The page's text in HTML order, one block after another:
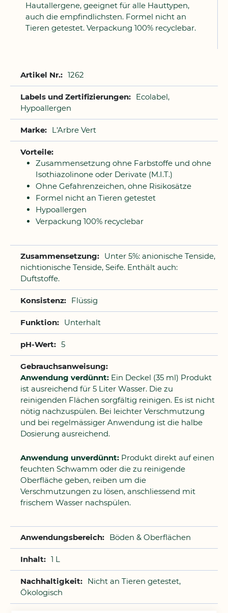
Hautallergene, geeignet für alle Hauttypen,
auch die empfindlichsten. Formel nicht an
Tieren getestet. Verpackung 100% recyclebar.
Weitere
Informationen
1262
Ecolabel,
Hypoallergen
L'Arbre Vert
Zusammensetzung ohne Farbstoffe und ohne
Isothiazolinone oder Derivate (M.I.T.)
Ohne Gefahrenzeichen, ohne Risikosätze
Formel nicht an Tieren getestet
Hypoallergen
Verpackung 100% recyclebar
Unter 5%: anionische Tenside,
nichtionische Tenside, Seife. Enthält auch:
Duftstoffe.
Flüssig
Unterhalt
5
Anwendung verdünnt: Ein Deckel (35 ml) Produkt
ist ausreichend für 5 Liter Wasser. Die zu
reinigenden Flächen sorgfältig reinigen. Es ist nicht
nötig nachzuspülen. Bei leichter Verschmutzung
und bei regelmässiger Anwendung ist die halbe
Dosierung ausreichend.
Anwendung unverdünnt: Produkt direkt auf einen
feuchten Schwamm oder die zu reinigende
Oberfläche geben, reiben um die
Verschmutzungen zu lösen, anschliessend mit
frischem Wasser nachspülen.
Böden & Oberflächen
1 L
Nicht an Tieren getestet,
Ökologisch